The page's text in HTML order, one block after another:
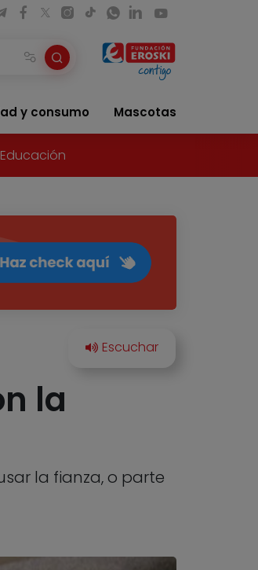
y consumo Mascotas
Educación
la
la fianza, o parte